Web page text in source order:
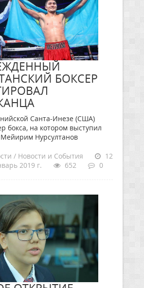
БОКСЕР
Санта-Инезе (США)
бокса, на котором выступил
Мейирим Нурсултанов
/ Новости и События
12
2019 г.
652 0